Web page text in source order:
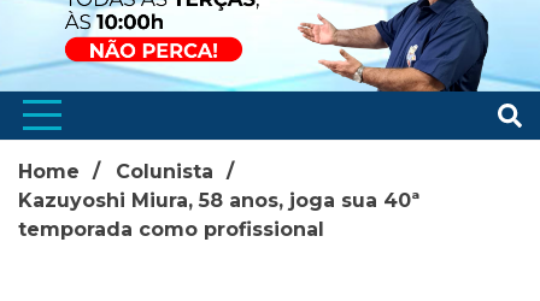
Home
Colunista
Kazuyoshi Miura, 58 anos, joga sua 40ª
temporada como profissional